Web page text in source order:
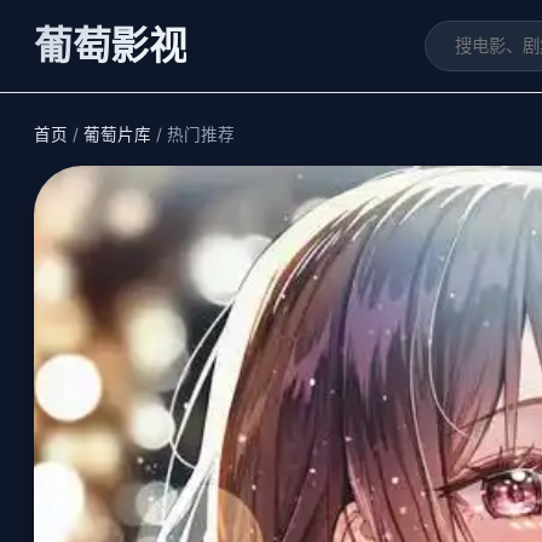
葡萄影视
首页 / 葡萄片库 / 热门推荐